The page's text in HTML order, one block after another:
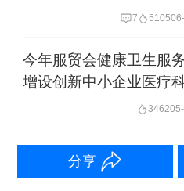
定力，同时应对外
更加注重风险防范。”
并需要继续向上升级
7 5105
今年服贸会健康卫生服
增设创新中小企业医疗
3462
分享